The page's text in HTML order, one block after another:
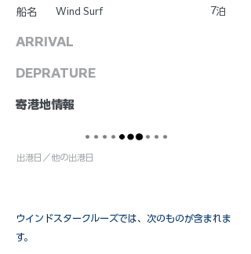
船名 Wind Surf 7泊
ARRIVAL
DEPRATURE
​寄港地情報
出港日／他の出港日
ウインドスタークルーズでは、次のものが含まれま
す。